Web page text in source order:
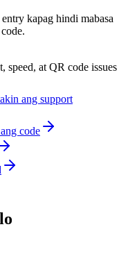
kapag hindi mabasa
speed, at QR code issues
ang support
code